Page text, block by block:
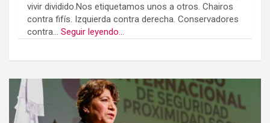
vivir dividido.Nos etiquetamos unos a otros. Chairos
contra fifís. Izquierda contra derecha. Conservadores
contra... Seguir leyendo...